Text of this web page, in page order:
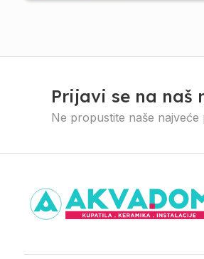
Prijavi se na naš
Ne propustite naše najveće